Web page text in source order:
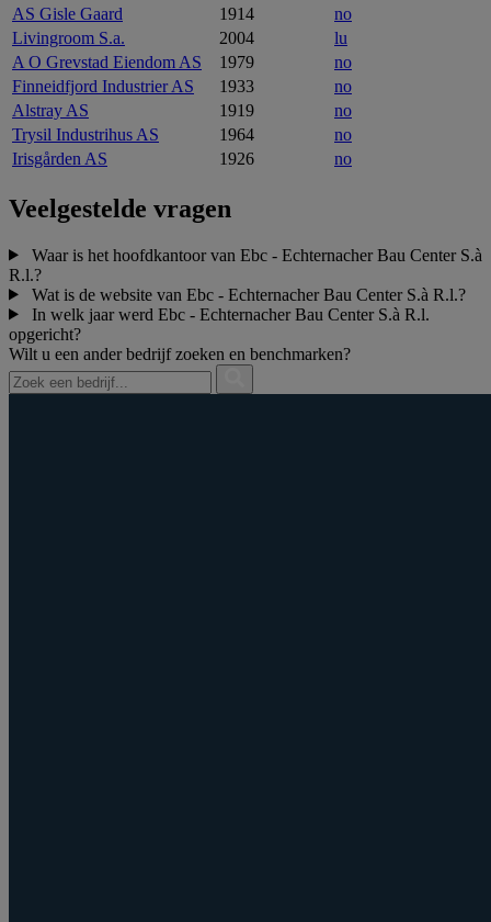
AS Gisle Gaard
1914
no
Livingroom S.a.
2004
lu
A O Grevstad Eiendom AS
1979
no
Finneidfjord Industrier AS
1933
no
Alstray AS
1919
no
Trysil Industrihus AS
1964
no
Irisgården AS
1926 no
Veelgestelde vragen
Waar is het hoofdkantoor van Ebc - Echternacher Bau Center S.à
R.l.?
Wat is de website van Ebc - Echternacher Bau Center S.à R.l.?
In welk jaar werd Ebc - Echternacher Bau Center S.à R.l.
opgericht?
Wilt u een ander bedrijf zoeken en benchmarken?